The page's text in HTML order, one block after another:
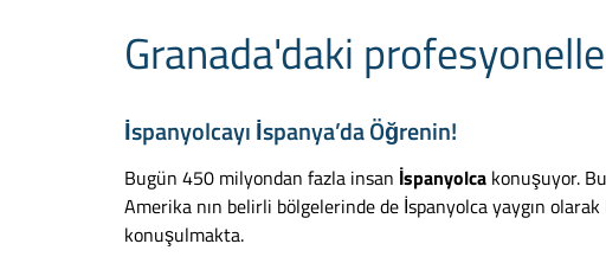
Granada'daki
İspanyolcayı İspanya’da Öğrenin!
Bugün 450 milyondan fazla insan İspanyolca konuşuyor.
Amerika nın belirli bölgelerinde de İspanyolca yaygın
konuşulmakta.